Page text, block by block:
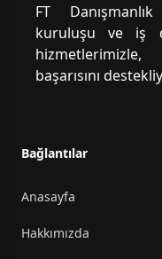
FT
kuruluşu ve iş
başarısını
Bağlantılar
Anasayfa
Hakkımızda